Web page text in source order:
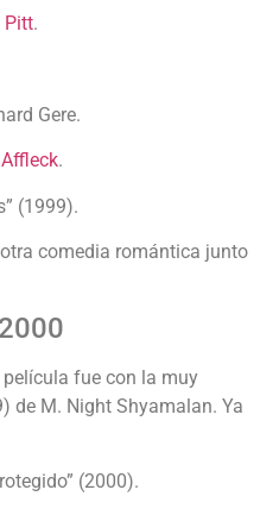
Pitt.
Gere.
.
(1999).
comedia romántica junto
fue con la muy
de M. Night Shyamalan. Ya
(2000).